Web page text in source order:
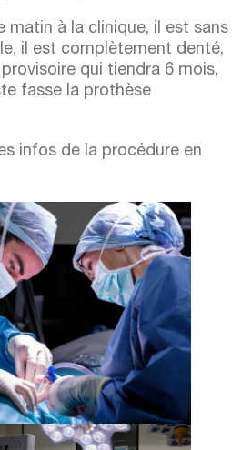
matin à la clinique, il est sans
il est complètement denté,
qui tiendra 6 mois,
fasse la prothèse
infos de la procédure en